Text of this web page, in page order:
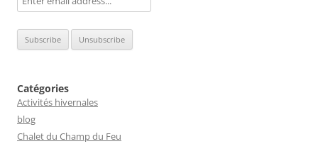
Catégories
Activités hivernales
blog
Chalet du Champ du Feu